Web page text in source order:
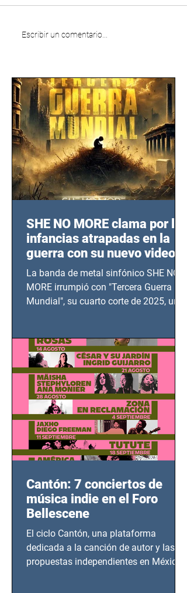
Escribir un comentario...
SHE NO MORE clama por las
infancias atrapadas en la
guerra con su nuevo video
TERCERA GUERRA
MUNDIAL
La banda de metal sinfónico SHE NO
MORE irrumpió con "Tercera Guerra
Mundial", su cuarto corte de 2025, un
bélicos.
Cantón: 7 conciertos de
música indie en el Foro
Bellescene
El ciclo Cantón, una plataforma
dedicada a la canción de autor y las
propuestas independientes en México,